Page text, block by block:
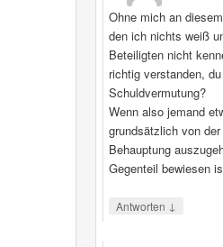
Ohne mich an
den ich nichts weiß
Beteiligten nicht
richtig verstanden,
Schuldvermutung?
Wenn also jemand
grundsätzlich von
Behauptung
Gegenteil bewiesen
Antworten ↓